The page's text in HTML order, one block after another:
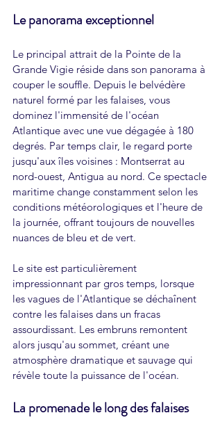
Le panorama exceptionnel
Le principal attrait de la Pointe de la
Grande Vigie réside dans son panorama à
couper le souffle. Depuis le belvédère
naturel formé par les falaises, vous
dominez l'immensité de l'océan
Atlantique avec une vue dégagée à 180
degrés. Par temps clair, le regard porte
jusqu'aux îles voisines : Montserrat au
nord-ouest, Antigua au nord. Ce spectacle
maritime change constamment selon les
conditions météorologiques et l'heure de
la journée, offrant toujours de nouvelles
nuances de bleu et de vert.
Le site est particulièrement
impressionnant par gros temps, lorsque
les vagues de l'Atlantique se déchaînent
contre les falaises dans un fracas
assourdissant. Les embruns remontent
alors jusqu'au sommet, créant une
atmosphère dramatique et sauvage qui
révèle toute la puissance de l'océan.
La promenade le long des falaises